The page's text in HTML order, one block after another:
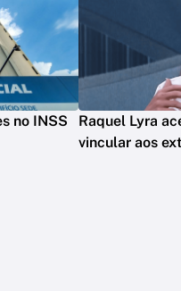
no INSS
Raquel Lyra
vincular aos